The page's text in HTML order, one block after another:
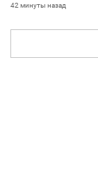
42 минуты назад